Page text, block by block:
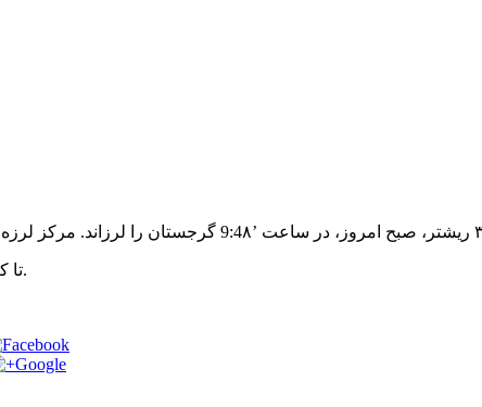
تا کنون هیچ گزارشی از تلفات جانی و یا فرو ریختن ساختمان ها بر اثر این زمین لرزه مخابره نشده است.